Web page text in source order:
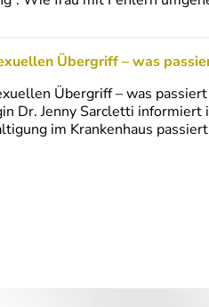
Übergriff – was
Übergriff – was
Dr. Jenny Sarcletti
im Krankenhaus